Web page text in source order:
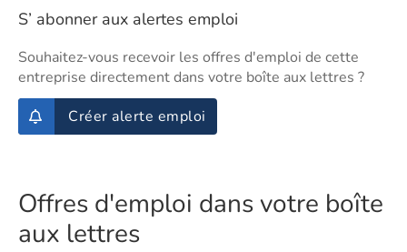
S’ abonner aux alertes emploi
Souhaitez-vous recevoir les offres d'emploi de cette
entreprise directement dans votre boîte aux lettres ?
Créer alerte emploi
Offres d'emploi dans votre boîte
aux lettres